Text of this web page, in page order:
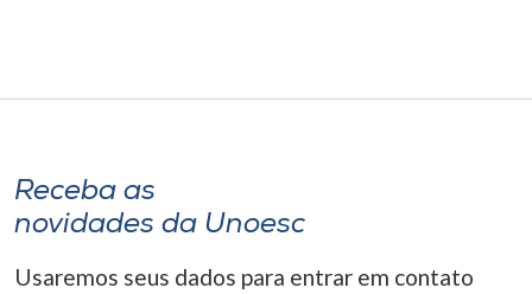
o idioma
A-
Receba as
novidades da Unoesc
Usaremos seus dados para entrar em contato